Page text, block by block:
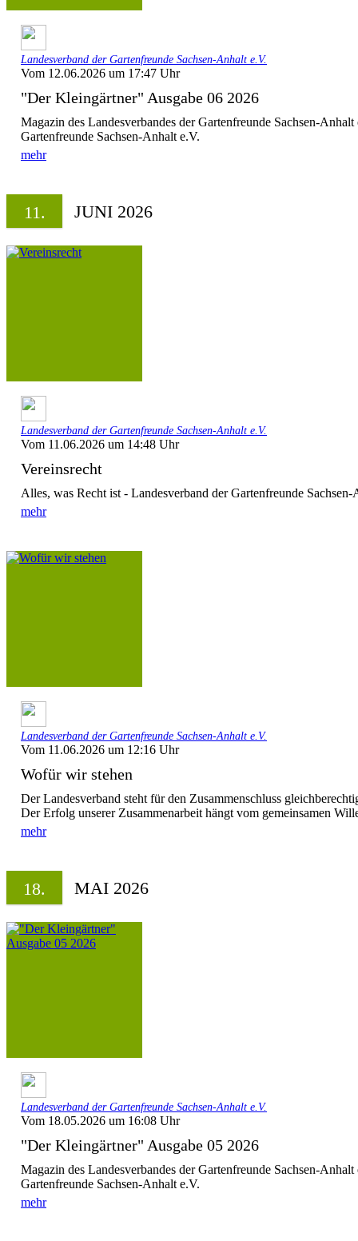
Landesverband der Gartenfreunde Sachsen-Anhalt e.V.
Vom 12.06.2026 um 17:47 Uhr
"Der Kleingärtner" Ausgabe 06 2026
Magazin des Landesverbandes der Gartenfreunde Sachsen-
Gartenfreunde Sachsen-Anhalt e.V.
mehr
11. JUNI 2026
Landesverband der Gartenfreunde Sachsen-Anhalt e.V.
Vom 11.06.2026 um 14:48 Uhr
Vereinsrecht
Alles, was Recht ist - Landesverband der Gartenfreunde Sachsen-
mehr
Landesverband der Gartenfreunde Sachsen-Anhalt e.V.
Vom 11.06.2026 um 12:16 Uhr
Wofür wir stehen
Der Landesverband steht für den Zusammenschluss
Der Erfolg unserer Zusammenarbeit hängt vom gemeinsamen
mehr
18. MAI 2026
Landesverband der Gartenfreunde Sachsen-Anhalt e.V.
Vom 18.05.2026 um 16:08 Uhr
"Der Kleingärtner" Ausgabe 05 2026
Magazin des Landesverbandes der Gartenfreunde Sachsen-
Gartenfreunde Sachsen-Anhalt e.V.
mehr